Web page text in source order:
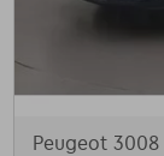
Peugeot 3008